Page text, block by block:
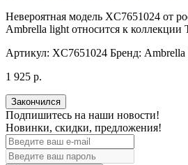
Невероятная модель XC7651024 от
Ambrella light относится к коллекции
Артикул: XC7651024 Бренд: Ambrella
1 925 р.
Закончился
Подпишитесь на наши новости!
Новинки, скидки, предложения!